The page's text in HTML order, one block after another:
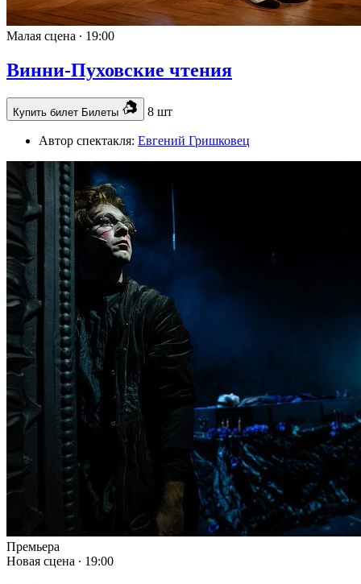
Малая сцена ∙ 19:00
Винни-Пуховские чтения
Купить билет Билеты 8 шт
Автор спектакля: Евгений Гришковец
Премьера
Новая сцена ∙ 19:00